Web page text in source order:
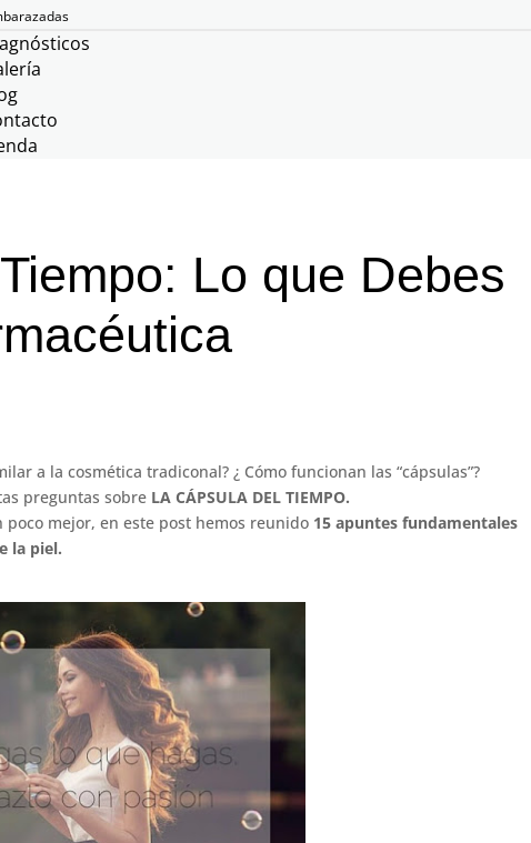
Lo que Debes
a la cosmética tradiconal? ¿ Cómo funcionan las “cápsulas”?
preguntas sobre LA CÁPSULA DEL TIEMPO.
mejor, en este post hemos reunido 15 apuntes fundamentales
la piel.